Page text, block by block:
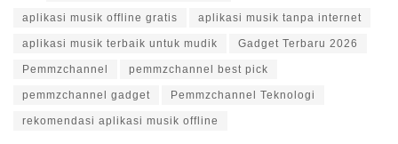
aplikasi musik offline gratis aplikasi musik tanpa internet
aplikasi musik terbaik untuk mudik Gadget Terbaru 2026
Pemmzchannel pemmzchannel best pick
pemmzchannel gadget Pemmzchannel Teknologi
rekomendasi aplikasi musik offline